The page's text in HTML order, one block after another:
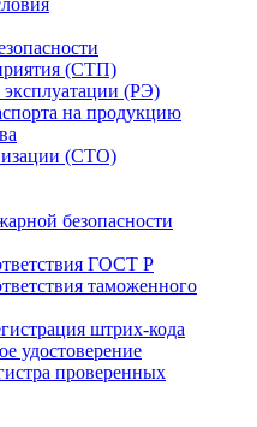
(СТП)
эксплуатации (РЭ)
на продукцию
(СТО)
безопасности
ГОСТ Р
таможенного
штрих-кода
удостоверение
проверенных